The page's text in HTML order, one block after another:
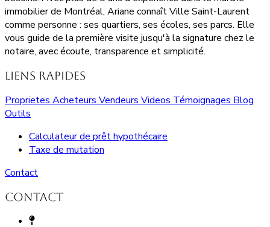
immobilier de Montréal, Ariane connaît Ville Saint-Laurent
comme personne : ses quartiers, ses écoles, ses parcs. Elle
vous guide de la première visite jusqu'à la signature chez le
notaire, avec écoute, transparence et simplicité.
Liens rapides
Proprietes Acheteurs Vendeurs Videos Témoignages Blog
Outils
Calculateur de prêt hypothécaire
Taxe de mutation
Contact
Contact